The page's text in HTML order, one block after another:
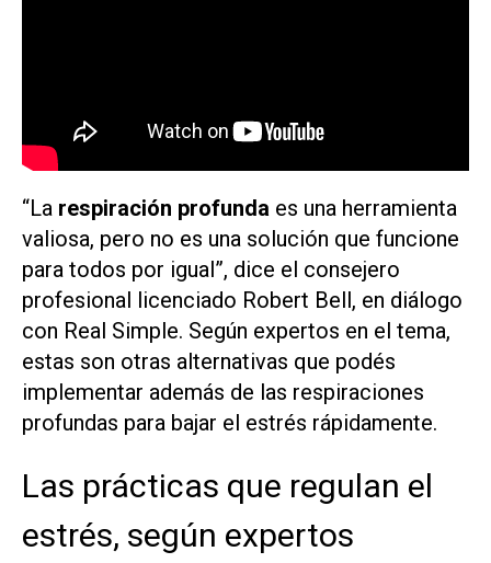
“La respiración profunda es una herramienta
valiosa, pero no es una solución que funcione
para todos por igual”, dice el consejero
profesional licenciado Robert Bell, en diálogo
con Real Simple. Según expertos en el tema,
estas son otras alternativas que podés
implementar además de las respiraciones
profundas para bajar el estrés rápidamente.
Las prácticas que regulan el
estrés, según expertos